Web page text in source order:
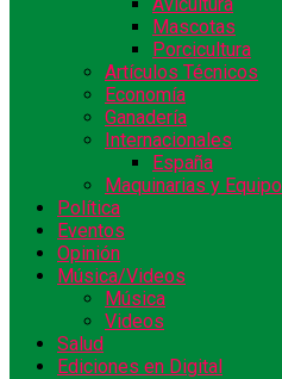
Mascotas
Porcicultura
Artículos Técnicos
Economía
Ganadería
Internacionales
España
Maquinarias y
Política
Eventos
Opinión
Música/Videos
Música
Videos
Salud
Ediciones en Digital